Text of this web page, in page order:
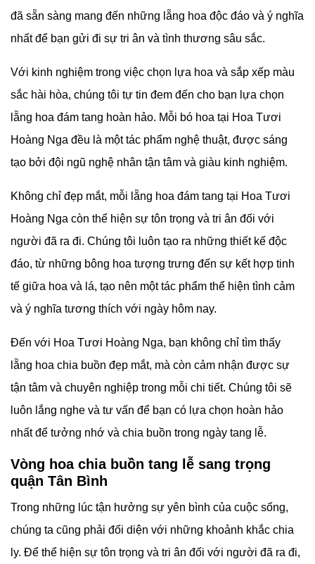
đã sẵn sàng mang đến những lẵng hoa độc đáo và ý nghĩa
nhất để bạn gửi đi sự tri ân và tình thương sâu sắc.
Với kinh nghiệm trong việc chọn lựa hoa và sắp xếp màu
sắc hài hòa, chúng tôi tự tin đem đến cho bạn lựa chọn
lẵng hoa đám tang hoàn hảo. Mỗi bó hoa tại Hoa Tươi
Hoàng Nga đều là một tác phẩm nghệ thuật, được sáng
tạo bởi đội ngũ nghệ nhân tận tâm và giàu kinh nghiệm.
Không chỉ đẹp mắt, mỗi lẵng hoa đám tang tại Hoa Tươi
Hoàng Nga còn thể hiện sự tôn trọng và tri ân đối với
người đã ra đi. Chúng tôi luôn tạo ra những thiết kế độc
đáo, từ những bông hoa tượng trưng đến sự kết hợp tinh
tế giữa hoa và lá, tạo nên một tác phẩm thể hiện tình cảm
và ý nghĩa tương thích với ngày hôm nay.
Đến với Hoa Tươi Hoàng Nga, bạn không chỉ tìm thấy
lẵng hoa chia buồn đẹp mắt, mà còn cảm nhận được sự
tận tâm và chuyên nghiệp trong mỗi chi tiết. Chúng tôi sẽ
luôn lắng nghe và tư vấn để bạn có lựa chọn hoàn hảo
nhất để tưởng nhớ và chia buồn trong ngày tang lễ.
Vòng hoa chia buồn tang lễ sang trọng
quận Tân Bình
Trong những lúc tận hưởng sự yên bình của cuộc sống,
chúng ta cũng phải đối diện với những khoảnh khắc chia
ly. Để thể hiện sự tôn trọng và tri ân đối với người đã ra đi,